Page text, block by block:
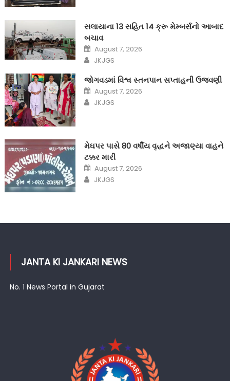
સલાયાના 13 સહિત 14 ક્રૂ મેમ્બર્સનો આબાદ
બચાવ‎
Posted
on
August 7, 2026
Author
JKJGS
જોગવડમાં વિશ્વ સ્તનપાન સપ્તાહની ઉજવણી
Posted
on
August 7, 2026
Author
JKJGS
મેઘપર પાસે 80 વર્ષીય વૃદ્ધને અજાણ્યા વાહને
ટક્કર મારી
Posted
on
August 7, 2026
Author
JKJGS
JANTA KI JANKARI NEWS
No. 1 News Portal in Gujarat